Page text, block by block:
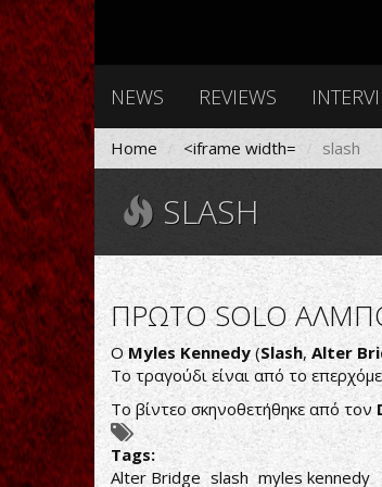
NEWS REVIEWS
Home <iframe width= slash
SLASH
ΠΡΩΤΟ SOLO
OMyles Kennedy(Slash, Alter
Το τραγούδι είναι από το
Το βίντεο σκηνοθετήθηκε από τον
Tags:
Alter Bridge slash myles kennedy